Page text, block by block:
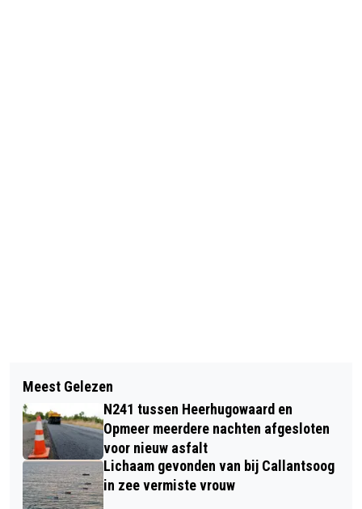
KINDEREN VANAF VANDAAG LANGS
DE DEUR MET KINDERPOSTZEGELS
AANHANGER GAAT ZIJN EIGEN WEG
OP HOEVERWEG ALKMAAR
Meest Gelezen
N241 tussen Heerhugowaard en
Opmeer meerdere nachten afgesloten
voor nieuw asfalt
Lichaam gevonden van bij Callantsoog
in zee vermiste vrouw